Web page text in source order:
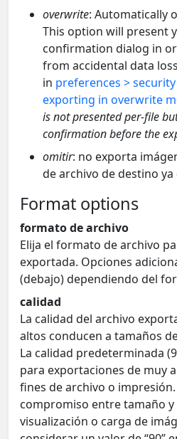
overwrite: Automatically
This option will present
confirmation dialog in
from accidental data
in preferences >
exporting in overwrite
is not presented per-file
confirmation before the
omitir: no exporta
de archivo de destino ya
Format options
formato de archivo
Elija el formato de archivo
exportada. Opciones
(debajo) dependiendo del
calidad
La calidad del archivo
altos conducen a tamaños
La calidad predeterminada
para exportaciones de muy
fines de archivo o
compromiso entre tamaño y
visualización o carga de